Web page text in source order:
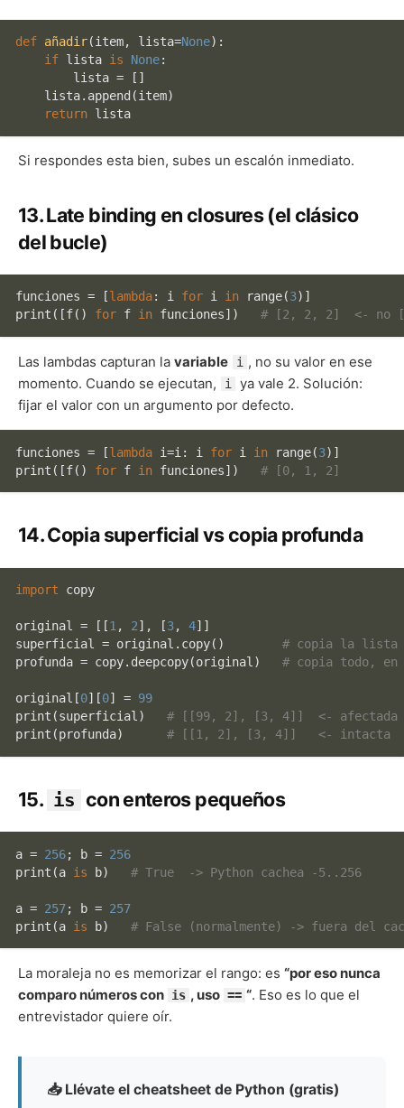
def añadir(item, lista=None):
if lista is None:
        lista = []
    lista.append(item)
return
Si respondes esta bien, subes un escalón inmediato.
13. Late binding en closures (el clásico
del bucle)
funciones = [lambda: i for i in range(3
print ([f() for f in funciones]) # [2, 2, 2]  <- no
Las lambdas capturan la variable i , no su valor en ese
momento. Cuando se ejecutan,
i
ya vale 2. Solución:
fijar el valor con un argumento por defecto.
funciones = [lambda i=i: i for i in range(3
print ([f() for f in funciones]) # [0, 1, 2]
14. Copia superficial vs copia profunda
import copy
original = [[1 , 2], [3, 4]]
superficial = original.copy() # copia la lista
profunda = copy.deepcopy(original) # copia todo,
original[0][0] = 99
print (superficial) # [[99, 2], [3, 4]]  <- afectada
print (profunda) # [[1, 2], [3, 4]]   <- intacta
15. is con enteros pequeños
a = 256; b = 256
print (a is b) # True  -> Python cachea -5..256
a = 257; b = 257
print (a is b) # False (normalmente) -> fuera del
La moraleja no es memorizar el rango: es “por eso nunca
comparo números con is , uso == “. Eso es lo que el
entrevistador quiere oír.
📥 Llévate el cheatsheet de Python (gratis)